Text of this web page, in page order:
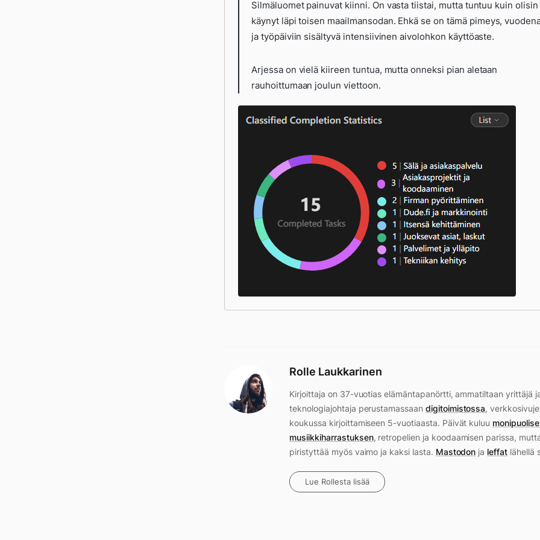
Silmäluomet painuvat kiinni. On vasta tiistai, mutta tuntuu kuin olisin
käynyt läpi toisen maailmansodan. Ehkä se on tämä pimeys,
ja työpäiviin sisältyvä intensiivinen aivolohkon käyttöaste.
Arjessa on vielä kiireen tuntua, mutta onneksi pian aletaan
rauhoittumaan joulun viettoon.
Rolle Laukkarinen
Kirjoittaja on 37-vuotias elämäntapanörtti, ammatiltaan yrittäjä
teknologiajohtaja perustamassaan digitoimistossa,
koukussa kirjoittamiseen 5-vuotiaasta. Päivät kuluu
musiikkiharrastuksen, retropelien ja koodaamisen parissa,
piristyttää myös vaimo ja kaksi lasta. Mastodon ja leffatlähellä
Lue Rollesta lisää